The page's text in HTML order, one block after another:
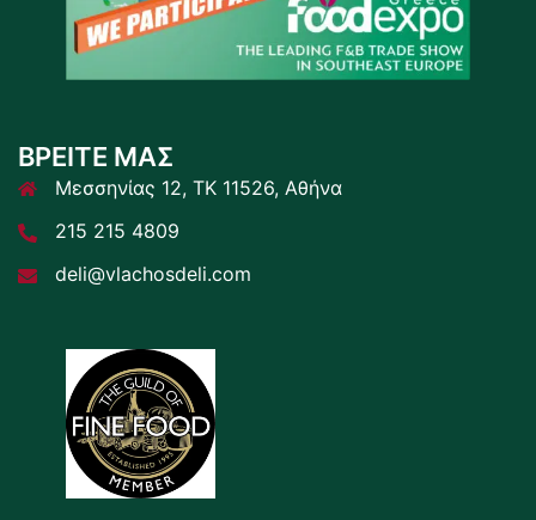
ΒΡΕΙΤΕ ΜΑΣ
Μεσσηνίας 12, ΤΚ 11526, Αθήνα
215 215 4809
deli@vlachosdeli.com